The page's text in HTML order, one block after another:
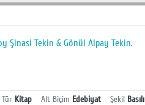
Şinasi Tekin & Gönül Alpay Tekin.
Tür Kitap Alt Biçim Edebiyat Şekil Basılı